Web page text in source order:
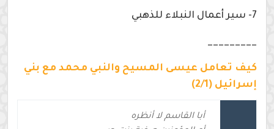
7- سير أعمال النبلاء للذهبي
_________
كيف تعامل عيسى المسيح والنبي محمد مع بني
إسرائيل (2/1)
أبا القاسم لا أنظره